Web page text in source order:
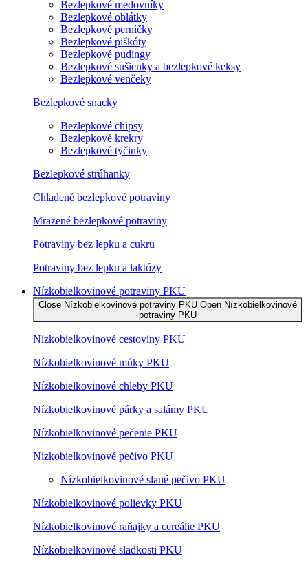
Bezlepkové medovníky
Bezlepkové oblátky
Bezlepkové perníčky
Bezlepkové piškóty
Bezlepkové pudingy
Bezlepkové sušienky a bezlepkové keksy
Bezlepkové venčeky
Bezlepkové snacky
Bezlepkové chipsy
Bezlepkové krekry
Bezlepkové tyčinky
Bezlepkové strúhanky
Chladené bezlepkové potraviny
Mrazené bezlepkové potraviny
Potraviny bez lepku a cukru
Potraviny bez lepku a laktózy
Nízko­bielkovinové potraviny PKU
Close Nízko­bielkovinové potraviny PKU Open Nízko­bielkovinové
potraviny PKU
Nízko­bielkovinové cestoviny PKU
Nízko­bielkovinové múky PKU
Nízkobielkovinové chleby PKU
Nízkobielkovinové párky a salámy PKU
Nízkobielkovinové pečenie PKU
Nízkobielkovinové pečivo PKU
Nízkobielkovinové slané pečivo PKU
Nízkobielkovinové polievky PKU
Nízkobielkovinové raňajky a cereálie PKU
Nízkobielkovinové sladkosti PKU